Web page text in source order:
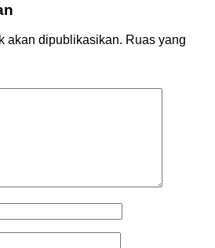
akan dipublikasikan. Ruas yang